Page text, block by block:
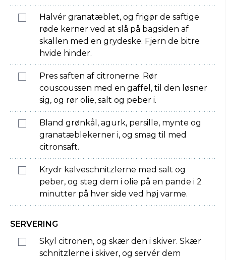
Halvér granatæblet, og frigør de saftige
røde kerner ved at slå på bagsiden af
skallen med en grydeske. Fjern de bitre
hvide hinder.
Pres saften af citronerne. Rør
couscoussen med en gaffel, til den løsner
sig, og rør olie, salt og peber i.
Bland grønkål, agurk, persille, mynte og
granatæblekerner i, og smag til med
citronsaft.
Krydr kalveschnitzlerne med salt og
peber, og steg dem i olie på en pande i 2
minutter på hver side ved høj varme.
SERVERING
Skyl citronen, og skær den i skiver. Skær
schnitzlerne i skiver, og servér dem